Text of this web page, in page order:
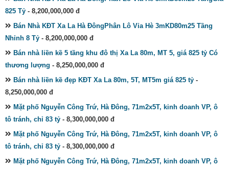
825 Tỷ - 8,200,000,000 đ
Bán Nhà KĐT Xa La Hà ĐôngPhân Lô Vỉa Hè 3mKD80m25 Tầng
Nhỉnh 8 Tỷ - 8,200,000,000 đ
Bán nhà liền kề 5 tầng khu đô thị Xa La 80m, MT 5, giá 825 tỷ Có
thương lượng - 8,250,000,000 đ
Bán nhà liền kề đẹp KĐT Xa La 80m, 5T, MT5m giá 825 tỷ -
8,250,000,000 đ
Mặt phố Nguyễn Công Trứ, Hà Đông, 71m2x5T, kinh doanh VP, ô
tô tránh, chỉ 83 tỷ - 8,300,000,000 đ
Mặt phố Nguyễn Công Trứ, Hà Đông, 71m2x5T, kinh doanh VP, ô
tô tránh, chỉ 83 tỷ - 8,300,000,000 đ
Mặt phố Nguyễn Công Trứ, Hà Đông, 71m2x5T, kinh doanh VP, ô